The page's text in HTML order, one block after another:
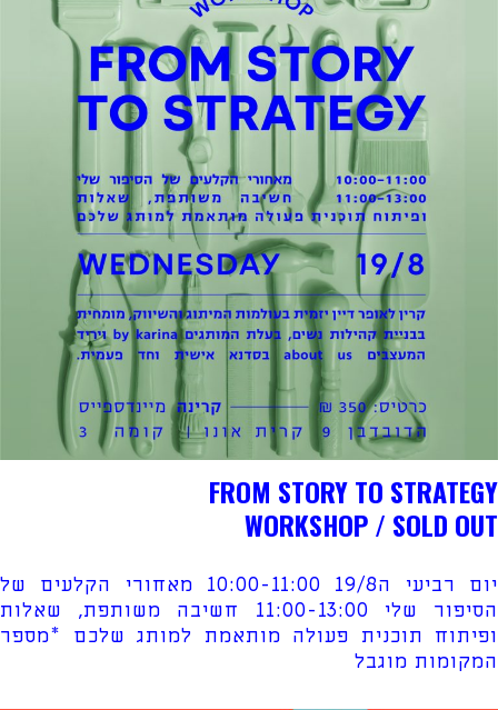
FROM STORY TO STRATEGY
WORKSHOP / SOLD OUT
יום רביעי ה19/8 10:00-11:00 מאחורי הקלעים של
הסיפור שלי 11:00-13:00 חשיבה משותפת, שאלות
ופיתוח תוכנית פעולה מותאמת למותג שלכם *מספר
המקומות מוגבל